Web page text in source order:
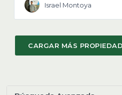
Israel Montoya